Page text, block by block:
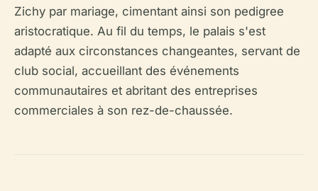
Zichy par mariage, cimentant ainsi son pedigree
aristocratique. Au fil du temps, le palais s'est
adapté aux circonstances changeantes, servant de
club social, accueillant des événements
communautaires et abritant des entreprises
commerciales à son rez-de-chaussée.